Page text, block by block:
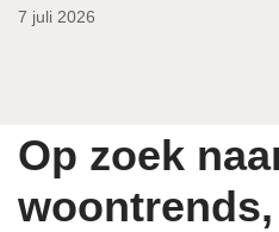
7 juli 2026
Op zoek